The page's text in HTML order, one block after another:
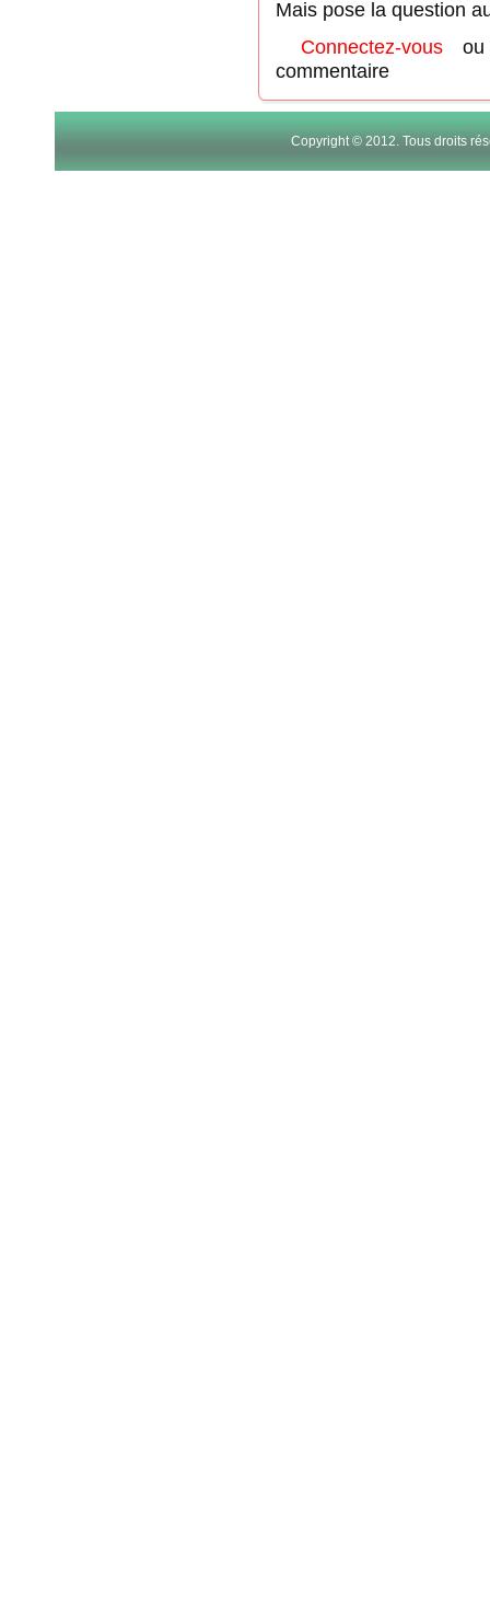
Mais pose la question
Connectez-vous
commentaire
Copyright © 2012. Tous droits